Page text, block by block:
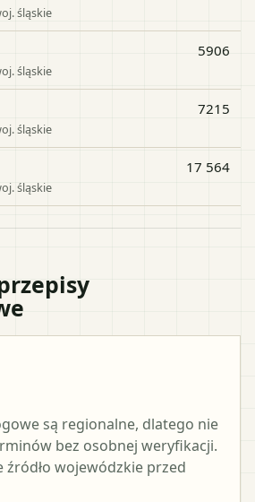
śląskie
śląskie
5906
śląskie
7215
śląskie
17 564
są regionalne, dlatego nie
bez osobnej weryfikacji.
źródło wojewódzkie przed